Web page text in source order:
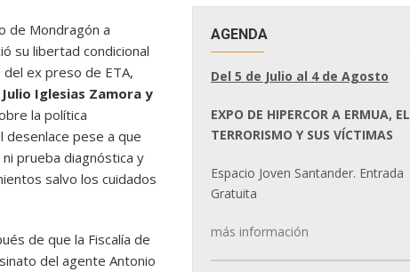
de Mondragón a
su libertad condicional
ex preso de ETA,
Iglesias Zamora y
la política
desenlace pese a que
prueba diagnóstica y
salvo los cuidados
de que la Fiscalía de
del agente Antonio
AGENDA
Del 5 de Julio al 4 de Agosto
EXPO DE HIPERCOR A ERMUA, EL
TERRORISMO Y SUS VÍCTIMAS
Espacio Joven Santander. Entrada
Gratuita
más información